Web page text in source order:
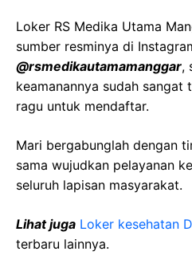
Loker RS Medika Utama
sumber resminya di
@rsmedikautamamanggar,
keamanannya sudah sangat
ragu untuk mendaftar.
Mari bergabunglah dengan
sama wujudkan pelayanan
seluruh lapisan masyarakat.
Lihat juga Loker kesehatan
terbaru lainnya.